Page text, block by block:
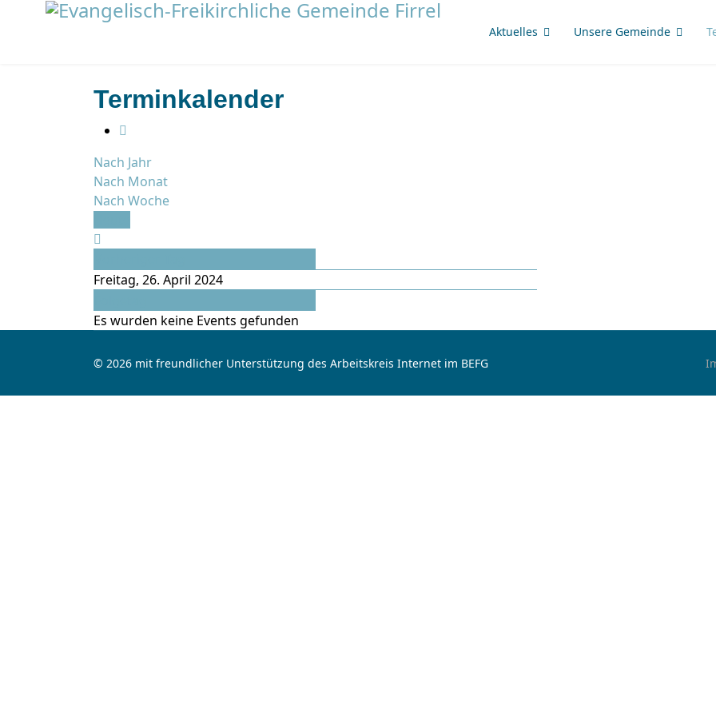
Aktuelles Unsere Gemeinde
Terminkalender
Nach Jahr
Nach Monat
Nach Woche
Freitag, 26. April 2024
Es wurden keine Events gefunden
© 2026 mit freundlicher Unterstützung des Arbeitskreis Internet im BEFG